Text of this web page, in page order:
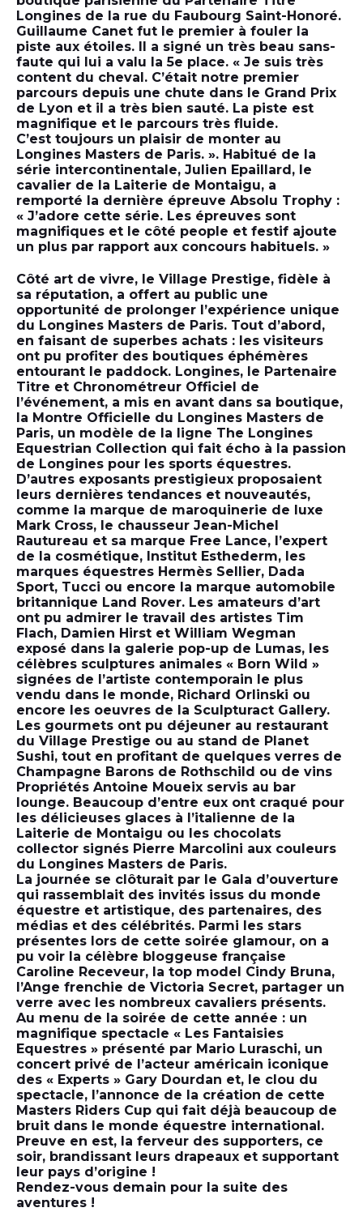
Longines de la rue du Faubourg Saint-Honoré.
Guillaume Canet fut le premier à fouler la
piste aux étoiles. Il a signé un très beau sans-
faute qui lui a valu la 5e place. « Je suis très
content du cheval. C’était notre premier
parcours depuis une chute dans le Grand Prix
de Lyon et il a très bien sauté. La piste est
magnifique et le parcours très fluide.
C’est toujours un plaisir de monter au
Longines Masters de Paris. ». Habitué de la
série intercontinentale, Julien Epaillard, le
cavalier de la Laiterie de Montaigu, a
remporté la dernière épreuve Absolu Trophy :
« J’adore cette série. Les épreuves sont
magnifiques et le côté people et festif ajoute
un plus par rapport aux concours habituels. »
Côté art de vivre, le Village Prestige, fidèle à
sa réputation, a offert au public une
opportunité de prolonger l’expérience unique
du Longines Masters de Paris. Tout d’abord,
en faisant de superbes achats : les visiteurs
ont pu profiter des boutiques éphémères
entourant le paddock. Longines, le Partenaire
Titre et Chronométreur Officiel de
l’événement, a mis en avant dans sa boutique,
la Montre Officielle du Longines Masters de
Paris, un modèle de la ligne The Longines
Equestrian Collection qui fait écho à la passion
de Longines pour les sports équestres.
D’autres exposants prestigieux proposaient
leurs dernières tendances et nouveautés,
comme la marque de maroquinerie de luxe
Mark Cross, le chausseur Jean-Michel
Rautureau et sa marque Free Lance, l’expert
de la cosmétique, Institut Esthederm, les
marques équestres Hermès Sellier, Dada
Sport, Tucci ou encore la marque automobile
britannique Land Rover. Les amateurs d’art
ont pu admirer le travail des artistes Tim
Flach, Damien Hirst et William Wegman
exposé dans la galerie pop-up de Lumas, les
célèbres sculptures animales « Born Wild »
signées de l’artiste contemporain le plus
vendu dans le monde, Richard Orlinski ou
encore les oeuvres de la Sculpturact Gallery.
Les gourmets ont pu déjeuner au restaurant
du Village Prestige ou au stand de Planet
Sushi, tout en profitant de quelques verres de
Champagne Barons de Rothschild ou de vins
Propriétés Antoine Moueix servis au bar
lounge. Beaucoup d’entre eux ont craqué pour
les délicieuses glaces à l’italienne de la
Laiterie de Montaigu ou les chocolats
collector signés Pierre Marcolini aux couleurs
du Longines Masters de Paris.
La journée se clôturait par le Gala d’ouverture
qui rassemblait des invités issus du monde
équestre et artistique, des partenaires, des
médias et des célébrités. Parmi les stars
présentes lors de cette soirée glamour, on a
pu voir la célèbre bloggeuse française
Caroline Receveur, la top model Cindy Bruna,
l’Ange frenchie de Victoria Secret, partager un
verre avec les nombreux cavaliers présents.
Au menu de la soirée de cette année : un
magnifique spectacle « Les Fantaisies
Equestres » présenté par Mario Luraschi, un
concert privé de l’acteur américain iconique
des « Experts » Gary Dourdan et, le clou du
spectacle, l’annonce de la création de cette
Masters Riders Cup qui fait déjà beaucoup de
bruit dans le monde équestre international.
Preuve en est, la ferveur des supporters, ce
soir, brandissant leurs drapeaux et supportant
leur pays d’origine !
Rendez-vous demain pour la suite des
aventures !